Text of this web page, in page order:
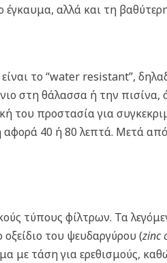
αλλά και τη
το “water resistant”,
στη θάλασσα ή την πισίνα,
του προστασία για
40 ή 80 λεπτά. Μετά
τύπους φίλτρων. Τα
του ψευδαργύρου (zinc
με τάση για ερεθισμούς,